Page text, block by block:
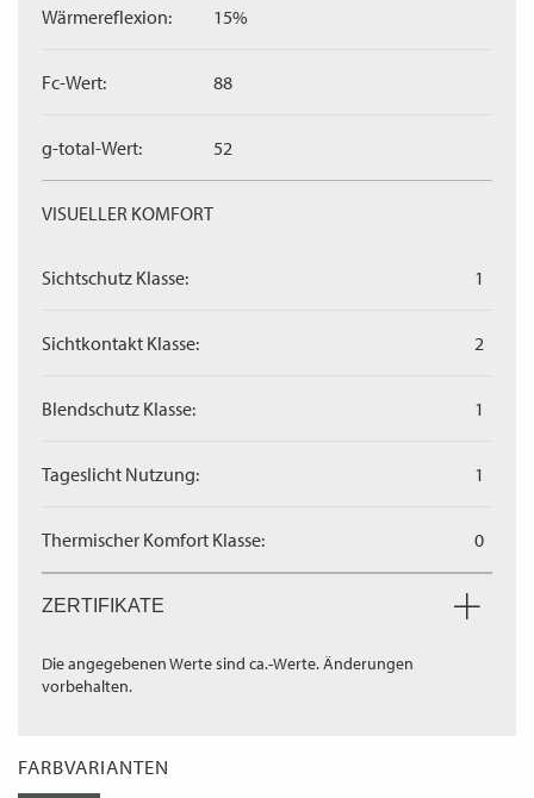
Wärmereflexion: 15%
Fc-Wert: 88
g-total-Wert: 52
VISUELLER KOMFORT
Sichtschutz Klasse: 1
Sichtkontakt Klasse: 2
Blendschutz Klasse: 1
Tageslicht Nutzung: 1
Thermischer Komfort Klasse: 0
ZERTIFIKATE
Die angegebenen Werte sind ca.-Werte. Änderungen
vorbehalten.
FARBVARIANTEN